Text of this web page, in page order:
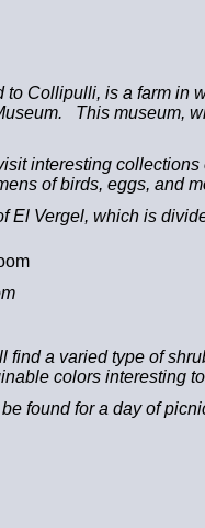
to Collipulli, is a farm in
This museum,
interesting
of birds, eggs, and
El Vergel, which is
find a varied type of
colors interesting
found for a day of